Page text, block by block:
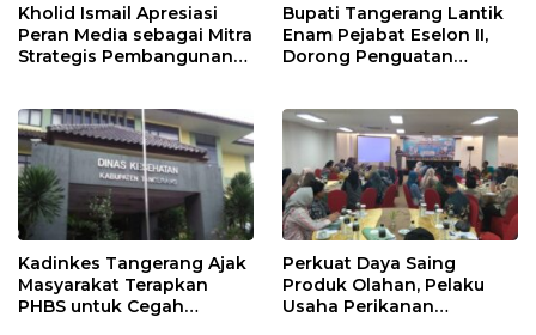
Kholid Ismail Apresiasi
Peran Media sebagai Mitra
Strategis Pembangunan
Bupati Tangerang Lantik
Enam Pejabat Eselon II,
Dorong Penguatan
Kadinkes Tangerang Ajak
Masyarakat Terapkan
PHBS untuk Cegah
Perkuat Daya Saing
Produk Olahan, Pelaku
Usaha Perikanan